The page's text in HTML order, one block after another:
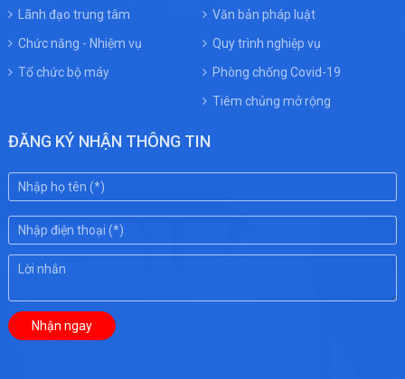
Lãnh đạo trung tâm
Chức năng - Nhiệm vụ
Tổ chức bộ máy
Văn bản pháp luật
Quy trình nghiệp vụ
Phòng chống Covid-19
Tiêm chủng mở rộng
ĐĂNG KÝ NHẬN THÔNG TIN